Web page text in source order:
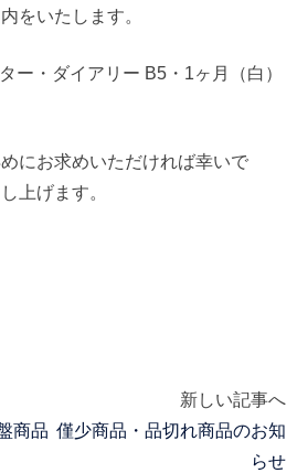
をいたします。
ー・ダイアリー B5・1ヶ月（白）
にお求めいただければ幸いで
上げます。
商品
新しい記事へ
僅少商品・品切れ商品のお知
らせ